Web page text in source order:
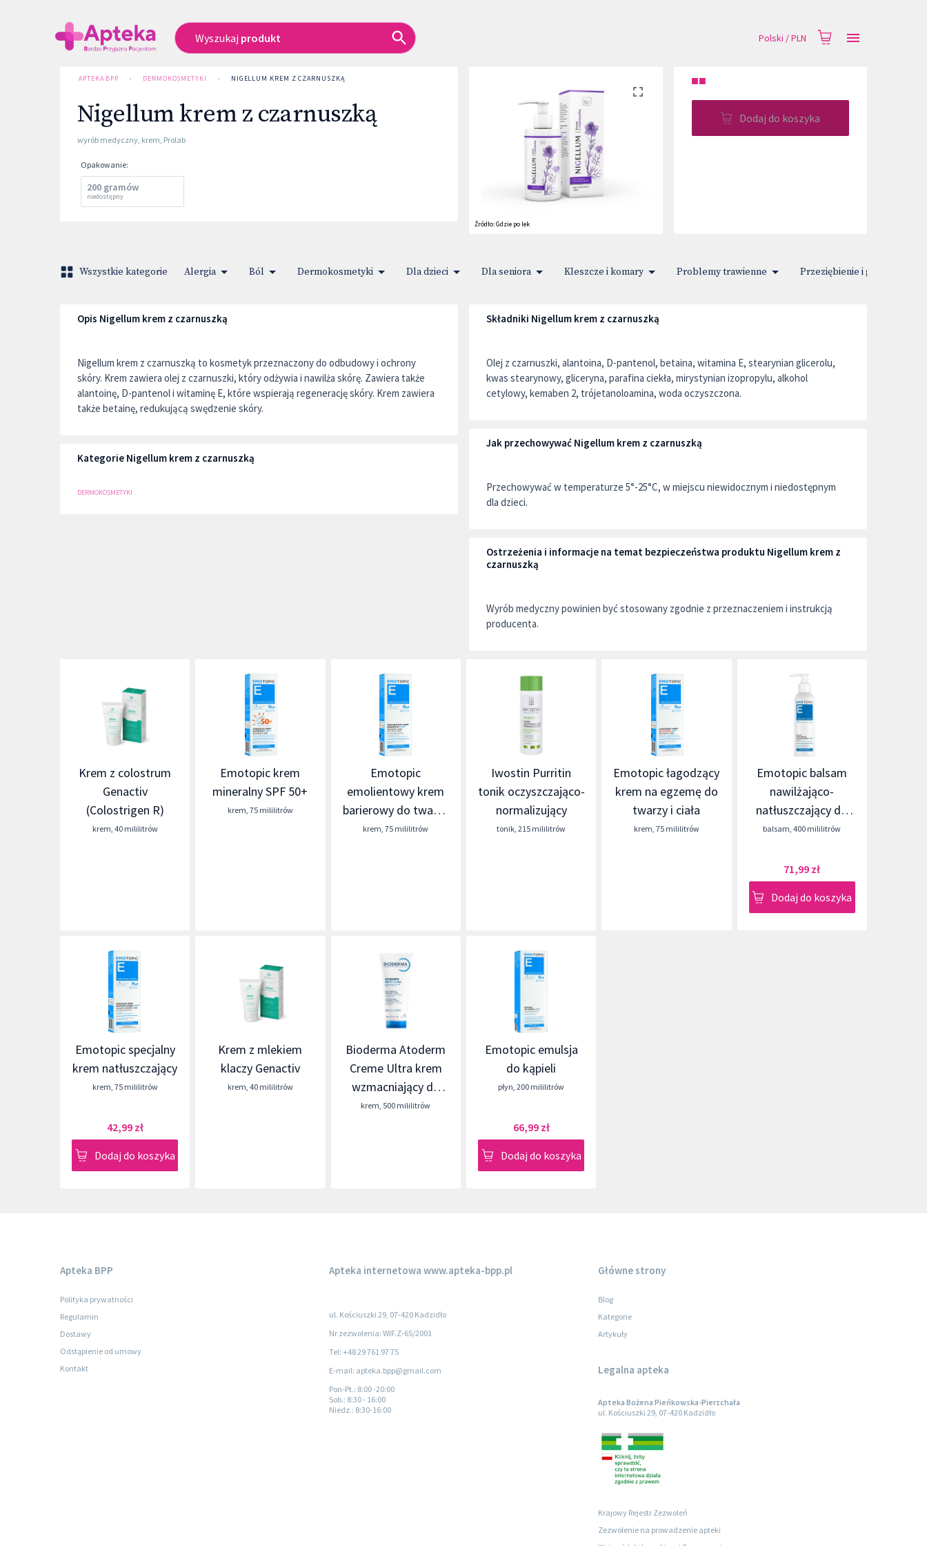
Wyszukaj produkt Polski /PLN
APTEKA BPP › DERMOKOSMETYKI › NIGELLUM KREM Z CZARNUSZKĄ
Nigellum krem z czarnuszką
wyrób medyczny, krem, Prolab
Opakowanie:
200 gramów
niedostępny
Źródło:Gdzie po lek
■■
Dodaj do koszyka
Wszystkie kategorie Alergia Ból Dermokosmetyki Dla dzieci Dla seniora Kleszcze i komary Problemy trawienne Przeziębienie i gorączka
Opis Nigellum krem z czarnuszką
Nigellum krem z czarnuszką to kosmetyk przeznaczony do odbudowy i ochrony
skóry. Krem zawiera olej z czarnuszki, który odżywia i nawilża skórę. Zawiera także
alantoinę, D-pantenol i witaminę E, które wspierają regenerację skóry. Krem zawiera
także betainę, redukującą swędzenie skóry.
Kategorie Nigellum krem z czarnuszką
DERMOKOSMETYKI
Składniki Nigellum krem z czarnuszką
Olej z czarnuszki, alantoina, D-pantenol, betaina, witamina E, stearynian glicerolu,
kwas stearynowy, gliceryna, parafina ciekła, mirystynian izopropylu, alkohol
cetylowy, kemaben 2, trójetanoloamina, woda oczyszczona.
Jak przechowywać Nigellum krem z czarnuszką
Przechowywać w temperaturze 5°-25°C, w miejscu niewidocznym i niedostępnym
dla dzieci.
Ostrzeżenia i informacje na temat bezpieczeństwa produktu Nigellum krem z
czarnuszką
Wyrób medyczny powinien być stosowany zgodnie z przeznaczeniem i instrukcją
producenta.
Krem z colostrum
Genactiv
(Colostrigen R)
krem, 40 mililitrów
Emotopic krem
mineralny SPF 50+
krem, 75 mililitrów
Emotopic
emolientowy krem
barierowy do twarzy
i ciała
krem,75 mililitrów
Iwostin Purritin
tonik oczyszczająco-
normalizujący
tonik,215 mililitrów
Emotopic łagodzący
krem na egzemę do
twarzy i ciała
krem, 75 mililitrów
Emotopic balsam
nawilżająco-
natłuszczający do
ciała
balsam,400 mililitrów
71,99 zł
Dodaj do koszyka
Emotopic specjalny
krem natłuszczający
krem, 75 mililitrów
42,99 zł
Dodaj do koszyka
Krem z mlekiem
klaczy Genactiv
krem, 40 mililitrów
Bioderma Atoderm
Creme Ultra krem
wzmacniający do
skóry suchej
krem, 500 mililitrów
Emotopic emulsja
do kąpieli
płyn,200 mililitrów
66,99 zł
Dodaj do koszyka
Apteka BPP
Polityka prywatności
Regulamin
Dostawy
Odstąpienie od umowy
Kontakt
Apteka internetowa www.apteka-bpp.pl
ul. Kościuszki 29, 07-420 Kadzidło
Nr zezwolenia: WIF.Z-65/2001
Tel: +48 29 761 97 75
E-mail: apteka.bpp@gmail.com
Pon-Pt.: 8:00 -20:00
Sob.: 8:30 - 16:00
Niedz.: 8:30-16:00
Główne strony
Blog
Kategorie
Artykuły
Legalna apteka
Apteka Bożena Pieńkowska-Pierzchała
ul. Kościuszki 29, 07-420 Kadzidło
Krajowy Rejestr Zezwoleń
Zezwolenie na prowadzenie apteki